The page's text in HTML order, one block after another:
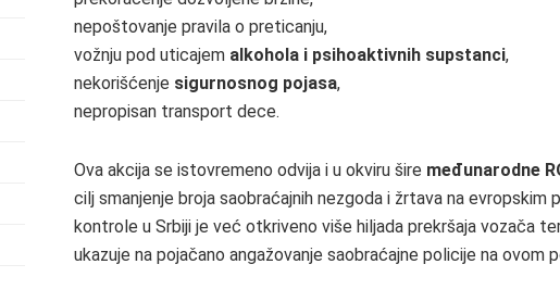
nepoštovanje pravila o preticanju,
vožnju pod uticajem alkohola i psihoaktivnih supstanci,
nekorišćenje sigurnosnog pojasa,
nepropisan transport dece.
Ova akcija se istovremeno odvija i u okviru šire međunarodne
cilj smanjenje broja saobraćajnih nezgoda i žrtava na evropskim
kontrole u Srbiji je već otkriveno više hiljada prekršaja vozača
ukazuje na pojačano angažovanje saobraćajne policije na ovom